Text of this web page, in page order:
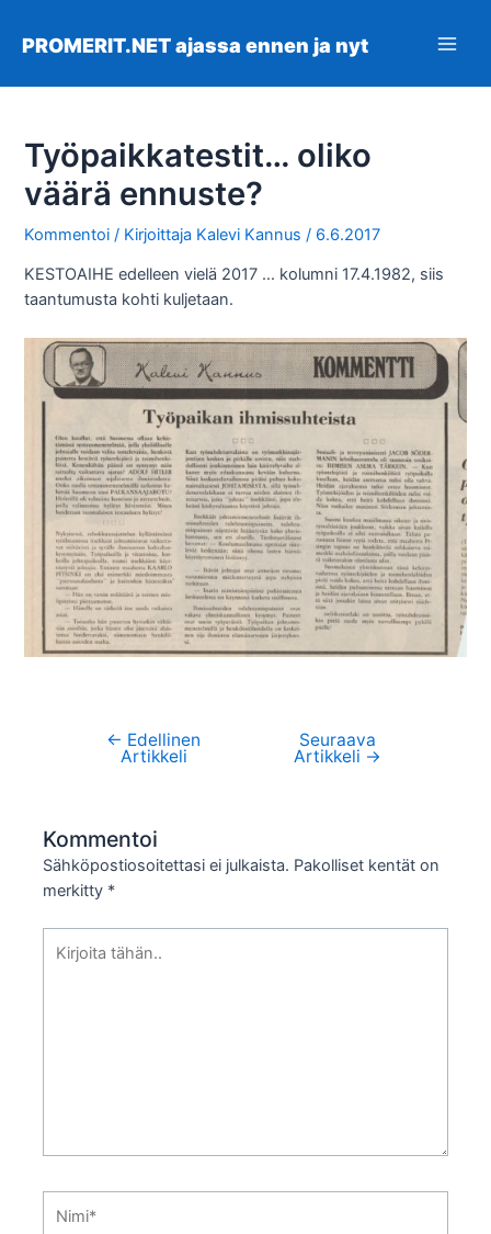
sisältöön
PROMERIT.NET ajassa ennen ja nyt
Työpaikkatestit… oliko
väärä ennuste?
Kommentoi / Kirjoittaja Kalevi Kannus/ 6.6.2017
KESTOAIHE edelleen vielä 2017 … kolumni 17.4.1982, siis
taantumusta kohti kuljetaan.
Artikkelien
← Edellinen
Artikkeli
Seuraava
Artikkeli →
Kommentoi
Sähköpostiosoitettasi ei julkaista. Pakolliset kentät on
merkitty *
tähän..